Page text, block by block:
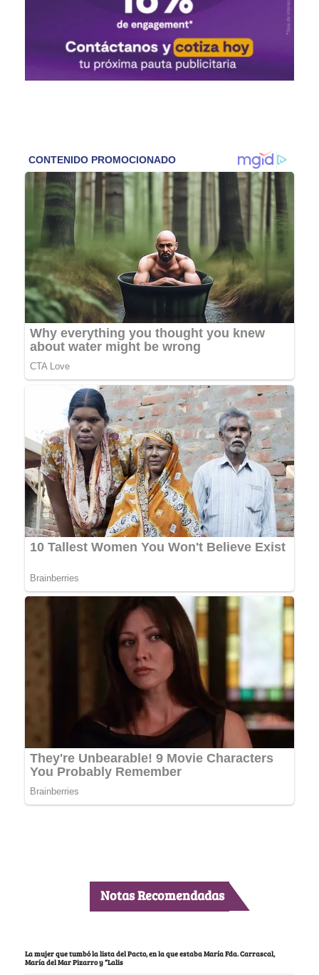
Notas Recomendadas
La mujer que tumbó la lista del Pacto, en la que estaba María Fda. Carrascal,
María del Mar Pizarro y “Lalis